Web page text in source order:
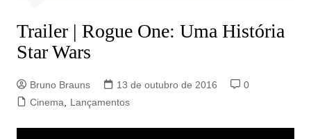
Trailer | Rogue One: Uma História
Star Wars
Bruno Brauns 13 de outubro de 2016
0
Cinema, Lançamentos